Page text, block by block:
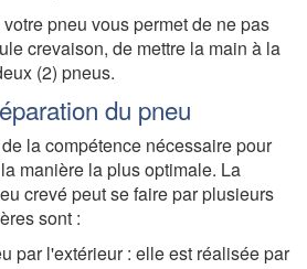
pneu vous permet de ne pas
crevaison, de mettre la main à la
(2) pneus.
du pneu
la compétence nécessaire pour
manière la plus optimale. La
crevé peut se faire par plusieurs
sont :
par l'extérieur : elle est réalisée par